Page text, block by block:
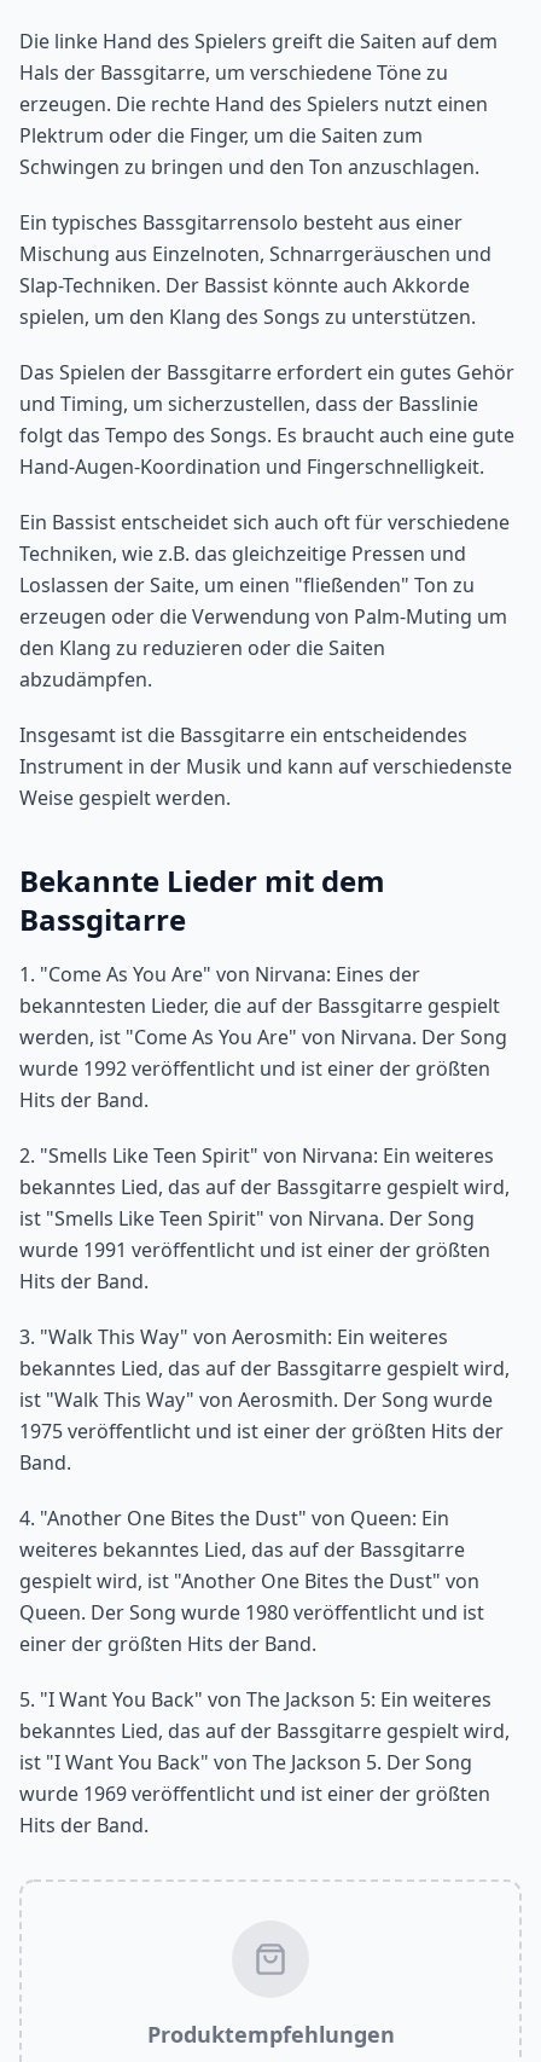
Die linke Hand des Spielers greift die Saiten auf dem
Hals der Bassgitarre, um verschiedene Töne zu
erzeugen. Die rechte Hand des Spielers nutzt einen
Plektrum oder die Finger, um die Saiten zum
Schwingen zu bringen und den Ton anzuschlagen.
Ein typisches Bassgitarrensolo besteht aus einer
Mischung aus Einzelnoten, Schnarrgeräuschen und
Slap-Techniken. Der Bassist könnte auch Akkorde
spielen, um den Klang des Songs zu unterstützen.
Das Spielen der Bassgitarre erfordert ein gutes Gehör
und Timing, um sicherzustellen, dass der Basslinie
folgt das Tempo des Songs. Es braucht auch eine gute
Hand-Augen-Koordination und Fingerschnelligkeit.
Ein Bassist entscheidet sich auch oft für verschiedene
Techniken, wie z.B. das gleichzeitige Pressen und
Loslassen der Saite, um einen "fließenden" Ton zu
erzeugen oder die Verwendung von Palm-Muting um
den Klang zu reduzieren oder die Saiten
abzudämpfen.
Insgesamt ist die Bassgitarre ein entscheidendes
Instrument in der Musik und kann auf verschiedenste
Weise gespielt werden.
Bekannte Lieder mit dem
Bassgitarre
1. "Come As You Are" von Nirvana: Eines der
bekanntesten Lieder, die auf der Bassgitarre gespielt
werden, ist "Come As You Are" von Nirvana. Der Song
wurde 1992 veröffentlicht und ist einer der größten
Hits der Band.
2. "Smells Like Teen Spirit" von Nirvana: Ein weiteres
bekanntes Lied, das auf der Bassgitarre gespielt wird,
ist "Smells Like Teen Spirit" von Nirvana. Der Song
wurde 1991 veröffentlicht und ist einer der größten
Hits der Band.
3. "Walk This Way" von Aerosmith: Ein weiteres
bekanntes Lied, das auf der Bassgitarre gespielt wird,
ist "Walk This Way" von Aerosmith. Der Song wurde
1975 veröffentlicht und ist einer der größten Hits der
Band.
4. "Another One Bites the Dust" von Queen: Ein
weiteres bekanntes Lied, das auf der Bassgitarre
gespielt wird, ist "Another One Bites the Dust" von
Queen. Der Song wurde 1980 veröffentlicht und ist
einer der größten Hits der Band.
5. "I Want You Back" von The Jackson 5: Ein weiteres
bekanntes Lied, das auf der Bassgitarre gespielt wird,
ist "I Want You Back" von The Jackson 5. Der Song
wurde 1969 veröffentlicht und ist einer der größten
Hits der Band.
Produktempfehlungen